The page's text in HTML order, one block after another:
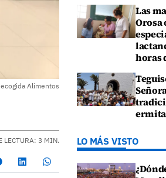
Alimentos
LECTURA: 3 MIN.
Las
Orosa
horas
ermita
LO MÁS VISTO